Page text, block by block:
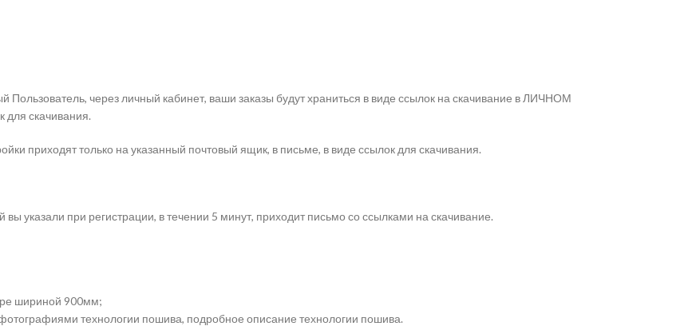
через личный кабинет, ваши заказы будут храниться в виде ссылок на скачивание в ЛИЧНОМ
для скачивания.
приходят только на указанный почтовый ящик, в письме, в виде ссылок для скачивания.
указали при регистрации, в течении 5 минут, приходит письмо со ссылками на скачивание.
шириной 900мм;
технологии пошива, подробное описание технологии пошива.